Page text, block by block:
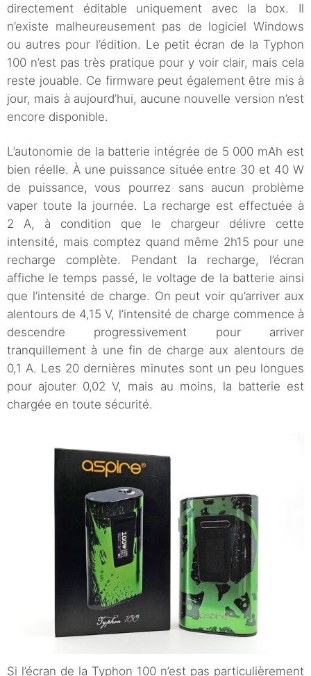
directement éditable uniquement avec la box. Il
n’existe malheureusement pas de logiciel Windows
ou autres pour l’édition. Le petit écran de la Typhon
100 n’est pas très pratique pour y voir clair, mais cela
reste jouable. Ce firmware peut également être mis à
jour, mais à aujourd’hui, aucune nouvelle version n’est
encore disponible.
L’autonomie de la batterie intégrée de 5 000 mAh est
bien réelle. À une puissance située entre 30 et 40 W
de puissance, vous pourrez sans aucun problème
vaper toute la journée. La recharge est effectuée à
2 A, à condition que le chargeur délivre cette
intensité, mais comptez quand même 2h15 pour une
recharge complète. Pendant la recharge, l’écran
affiche le temps passé, le voltage de la batterie ainsi
que l’intensité de charge. On peut voir qu’arriver aux
alentours de 4,15 V, l’intensité de charge commence à
descendre progressivement pour arriver
tranquillement à une fin de charge aux alentours de
0,1 A. Les 20 dernières minutes sont un peu longues
pour ajouter 0,02 V, mais au moins, la batterie est
chargée en toute sécurité.
Si l’écran de la Typhon 100 n’est pas particulièrement